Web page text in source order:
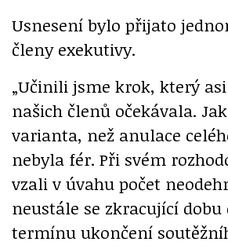
Usnesení bylo přijato
členy exekutivy.
„Učinili jsme krok, který
našich členů očekávala.
varianta, než anulace
nebyla fér. Při svém
vzali v úvahu počet
neustále se zkracující
termínu ukončení